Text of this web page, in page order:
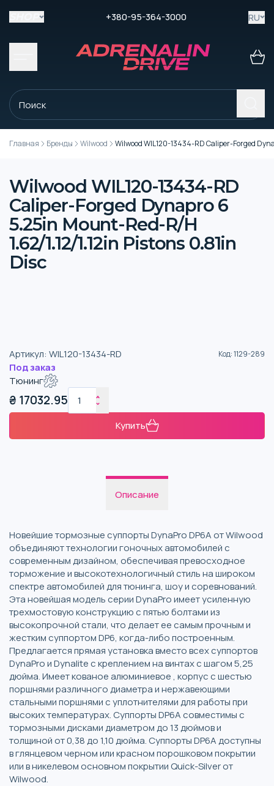
+380-95-364-3000 RU
Главная Бренды Wilwood Wilwood WIL120-13434-RD Caliper-Forged
Wilwood WIL120-13434-RD
Caliper-Forged Dynapro 6
5.25in Mount-Red-R/H
1.62/1.12/1.12in Pistons 0.81in
Disc
Артикул: WIL120-13434-RD Код:1129-289
Под заказ
Тюнинг
₴ 17032.95
Купить
Описание
Новейшие тормозные суппорты DynaPro DP6A от Wilwood
объединяют технологии гоночных автомобилей с
современным дизайном, обеспечивая превосходное
торможение и высокотехнологичный стиль на широком
спектре автомобилей для тюнинга, шоу и соревнований.
Эта новейшая модель серии DynaPro имеет усиленную
трехмостовую конструкцию с пятью болтами из
высокопрочной стали, что делает ее самым прочным и
жестким суппортом DP6, когда-либо построенным.
Предлагается прямая установка вместо всех суппортов
DynaPro и Dynalite с креплением на винтах с шагом 5,25
дюйма. Имеет кованое алюминиевое , корпус с шестью
поршнями различного диаметра и нержавеющими
стальными поршнями с уплотнителями для работы при
высоких температурах. Суппорты DP6A совместимы с
тормозными дисками диаметром до 13 дюймов и
толщиной от 0,38 до 1,10 дюйма. Суппорты DP6A доступны
в глянцевом черном или красном порошковом покрытии
или в никелевом основном покрытии Quick-Silver от
Wilwood.